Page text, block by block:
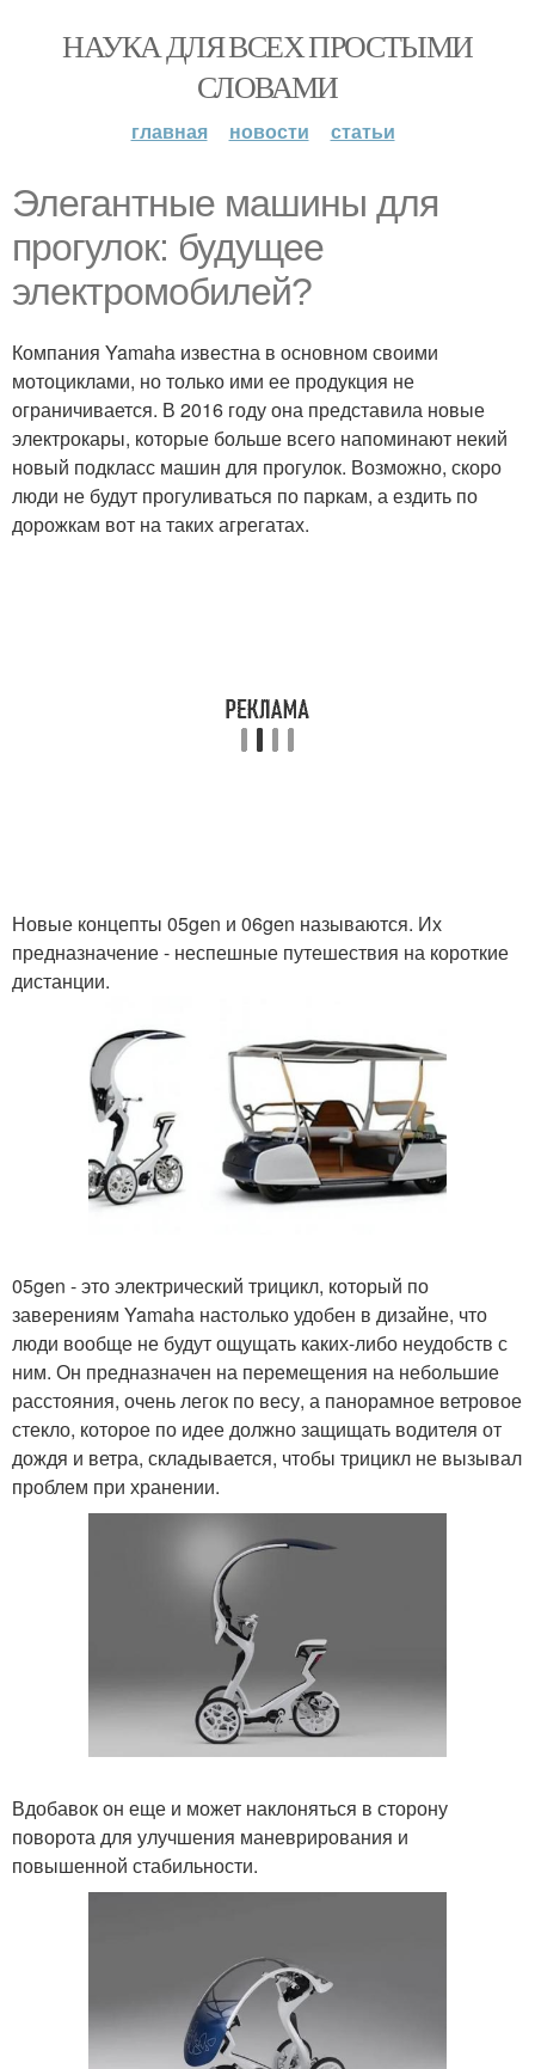
НАУКА ДЛЯ ВСЕХ ПРОСТЫМИ
СЛОВАМИ
главная новости статьи
Элегантные машины для
прогулок: будущее
электромобилей?
Компания Yamaha известна в основном своими
мотоциклами, но только ими ее продукция не
ограничивается. В 2016 году она представила новые
электрокары, которые больше всего напоминают некий
новый подкласс машин для прогулок. Возможно, скоро
люди не будут прогуливаться по паркам, а ездить по
дорожкам вот на таких агрегатах.
Новые концепты 05gen и 06gen называются. Их
предназначение - неспешные путешествия на короткие
дистанции.
05gen - это электрический трицикл, который по
заверениям Yamaha настолько удобен в дизайне, что
люди вообще не будут ощущать каких-либо неудобств с
ним. Он предназначен на перемещения на небольшие
расстояния, очень легок по весу, а панорамное ветровое
стекло, которое по идее должно защищать водителя от
дождя и ветра, складывается, чтобы трицикл не вызывал
проблем при хранении.
Вдобавок он еще и может наклоняться в сторону
поворота для улучшения маневрирования и
повышенной стабильности.